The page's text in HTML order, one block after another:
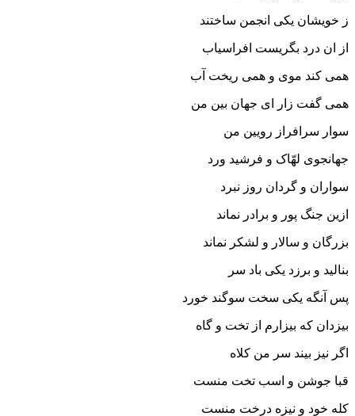
ز خویشان یکى انجمن ساختند
از ان درد بگریست افراسیاب
همى کند موى و همى ریخت آب‏
همى گفت زار اى جهان بین من
سوار سرافراز رویین من‏
جهانجوى لهّاک و فرشید ورد
سواران و گردان روز نبرد
ازین جنگ پور و برادر نماند
بزرگان و سالار و لشکر نماند
بنالید و برزد یکى باد سر
پس آنگه یکى سخت سوگند خورد
بیزدان که بیزارم از تخت و گاه
اگر نیز بیند سر من کلاه‏
قبا جوشن و اسب تخت منست
کله خود و نیزه درخت منست‏